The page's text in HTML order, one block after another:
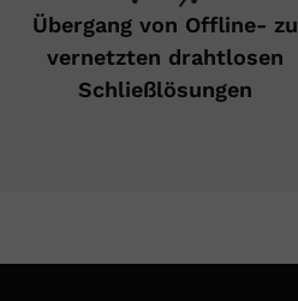
Übergang von Offline- zu
vernetzten drahtlosen
Schließlösungen